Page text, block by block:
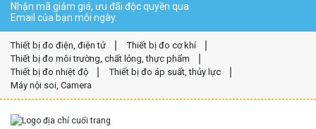
Nhận mã giảm giá, ưu đãi độc quyền qua
Email của bạn mỗi ngày.
Thiết bị đo điện, điện tử
Thiết bị đo cơ khí
Thiết bị đo môi trường, chất lỏng, thực phẩm
Thiết bị đo nhiệt độ
Thiết bị đo áp suất, thủy lực
Máy nội soi, Camera